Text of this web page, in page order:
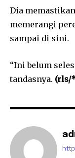
Dia
memerangi
sampai di sini.
“Ini belum
tandasnya. (rls/